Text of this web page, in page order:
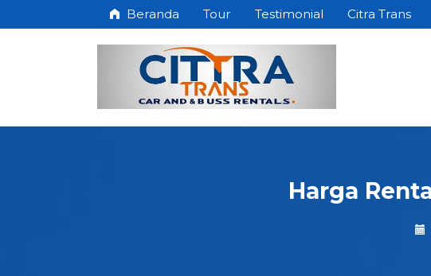
Beranda Tour Testimonial Citra Trans
Harga